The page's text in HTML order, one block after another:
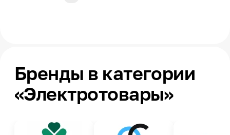
Бренды в категории
«Электротовары»